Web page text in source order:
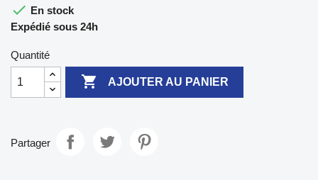
 En stock
Expédié sous 24h
Quantité
 AJOUTER AU PANIER
Partager